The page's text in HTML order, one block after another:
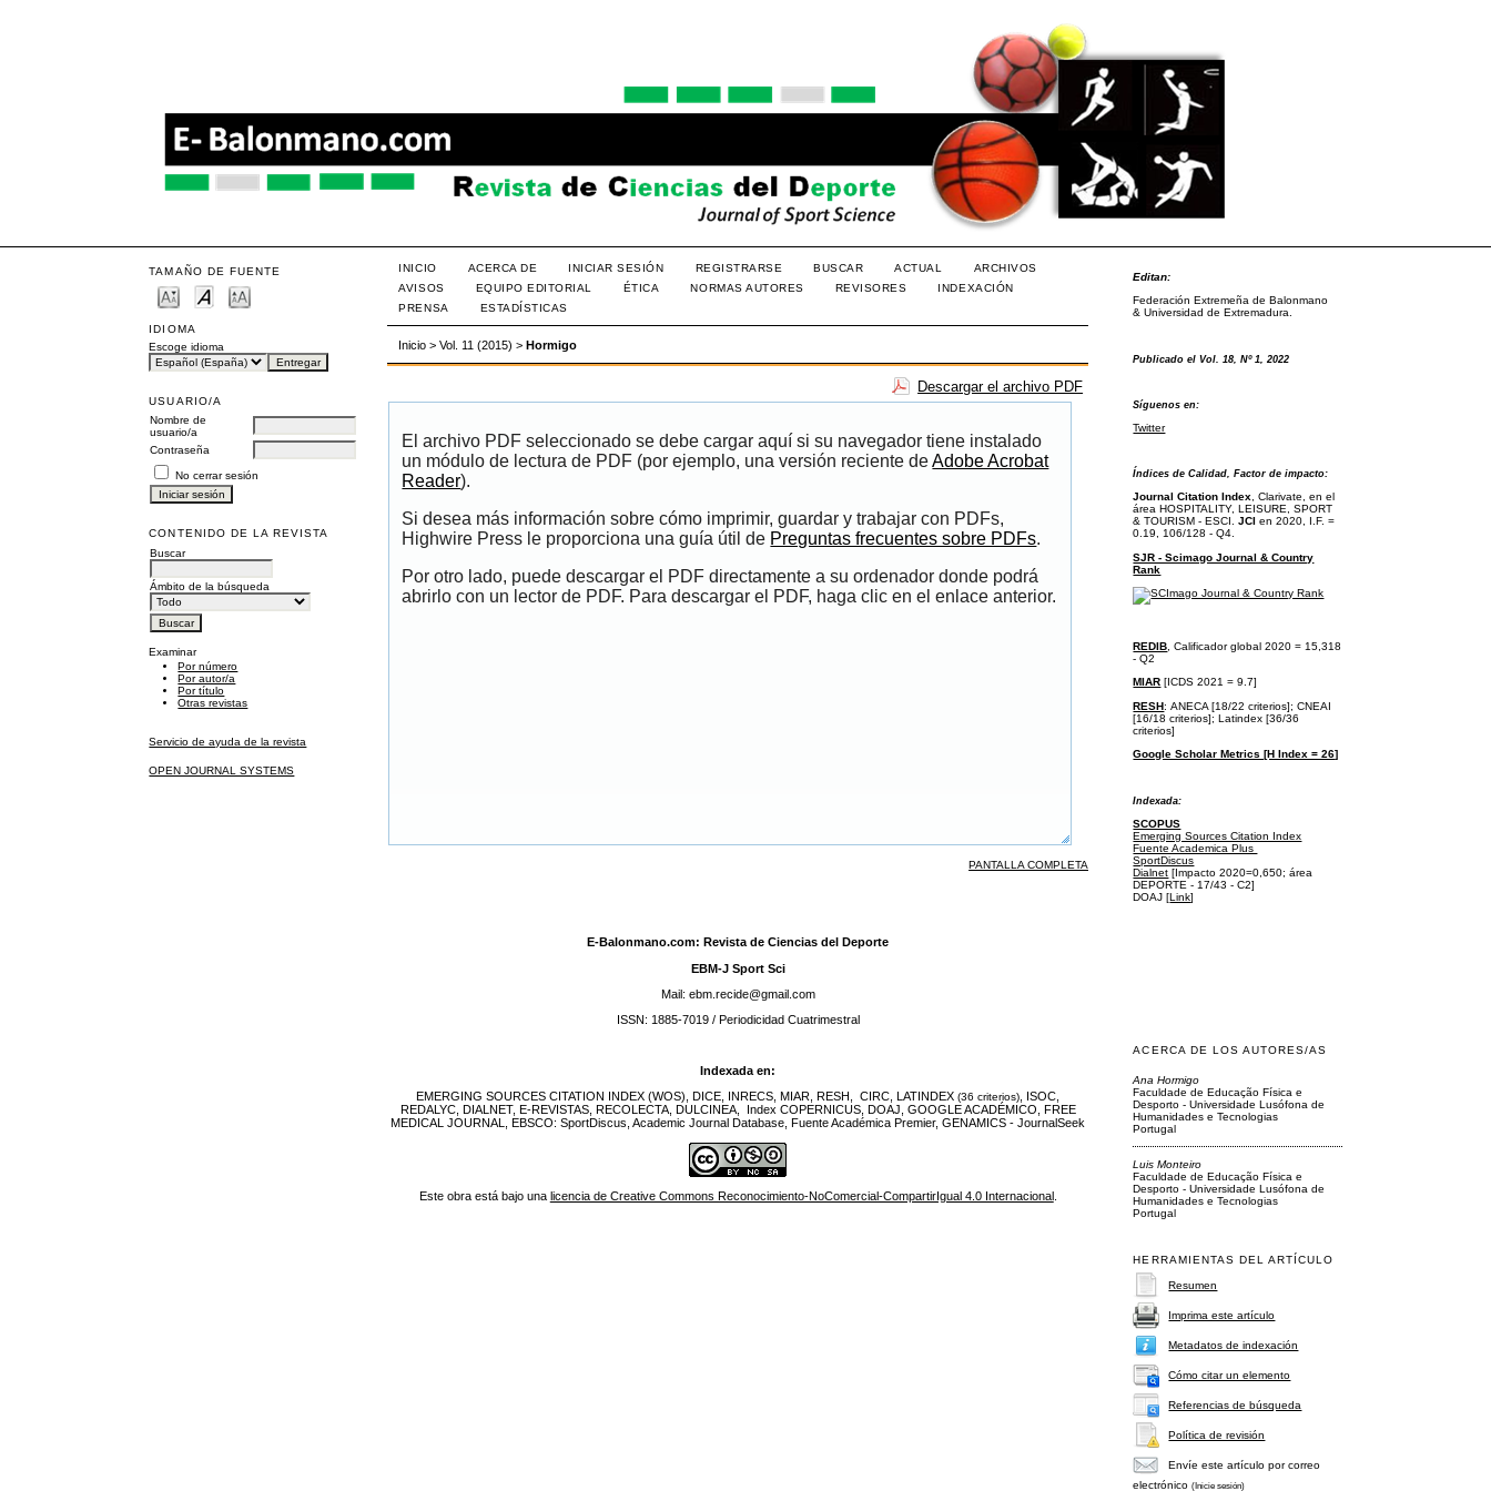
TAMAÑO DE FUENTE
IDIOMA
Escoge idioma
USUARIO/A
Nombre de
usuario/a
Contraseña
No cerrar sesión
CONTENIDO DE LA REVISTA
Buscar
Ámbito de la búsqueda
Examinar
Por número
Por autor/a
Por título
Otras revistas
Servicio de ayuda de la revista
OPEN JOURNAL SYSTEMS
Editan:
Federación Extremeña de Balonmano
& Universidad de Extremadura.
Publicado el Vol. 18, Nº 1, 2022
Síguenos en:
Twitter
Índices de Calidad, Factor de impacto:
Journal Citation Index, Clarivate, en el
áreaHOSPITALITY, LEISURE, SPORT
& TOURISM - ESCI. JCI en 2020, I.F. =
0.19, 106/128 - Q4.
SJR - Scimago Journal & Country
Rank
REDIB , Calificador global 2020 = 15,318
- Q2
MIAR [ICDS 2021 = 9.7]
RESH:ANECA [18/22 criterios];CNEAI
[16/18 criterios];Latindex [36/36
criterios]
Google Scholar Metrics [H Index = 26]
Indexada:
SCOPUS
Emerging Sources Citation Index
Fuente Academica Plus
SportDiscus
Dialnet [Impacto 2020=0,650; área
DEPORTE - 17/43 - C2]
DOAJ [Link]
ACERCA DE LOS AUTORES/AS
Ana Hormigo
Faculdade de Educação Física e
Desporto - Universidade Lusófona de
Humanidades e Tecnologias
Portugal
Luis Monteiro
Faculdade de Educação Física e
Desporto - Universidade Lusófona de
Humanidades e Tecnologias
Portugal
HERRAMIENTAS DEL ARTÍCULO
Resumen
Imprima este artículo
Metadatos de indexación
Cómo citar un elemento
Referencias de búsqueda
Política de revisión
Envíe este artículo por correo
electrónico(Inicie sesión)
INICIO ACERCA DE INICIAR SESIÓN REGISTRARSE BUSCAR ACTUAL
ARCHIVOS
AVISOS
EQUIPO EDITORIAL ÉTICA NORMAS AUTORES REVISORES
INDEXACIÓN
PRENSA
ESTADÍSTICAS
Inicio >Vol. 11 (2015) >Hormigo
Descargar el archivo PDF
El archivo PDF seleccionado se debe cargar aquí si su navegador tiene instalado
un módulo de lectura de PDF (por ejemplo, una versión reciente deAdobe Acrobat
Reader).
Si desea más información sobre cómo imprimir, guardar y trabajar con PDFs,
Highwire Press le proporciona una guía útil de Preguntas frecuentes sobre PDFs.
Por otro lado, puede descargar el PDF directamente a su ordenador donde podrá
abrirlo con un lector de PDF. Para descargar el PDF, haga clic en el enlace anterior.
PANTALLA COMPLETA
E-Balonmano.com: Revista de Ciencias del Deporte
EBM-J Sport Sci
Mail: ebm.recide@gmail.com
ISSN: 1885-7019 / Periodicidad Cuatrimestral
Indexada en:
EMERGING SOURCES CITATION INDEX (WOS), DICE, INRECS, MIAR, RESH, CIRC, LATINDEX(36 criterios), ISOC,
REDALYC, DIALNET, E-REVISTAS, RECOLECTA, DULCINEA, Index COPERNICUS, DOAJ, GOOGLE ACADÉMICO, FREE
MEDICAL JOURNAL, EBSCO: SportDiscus, Academic Journal Database, Fuente Académica Premier, GENAMICS - JournalSeek
Este obra está bajo una licencia de Creative Commons Reconocimiento-NoComercial-CompartirIgual 4.0 Internacional.